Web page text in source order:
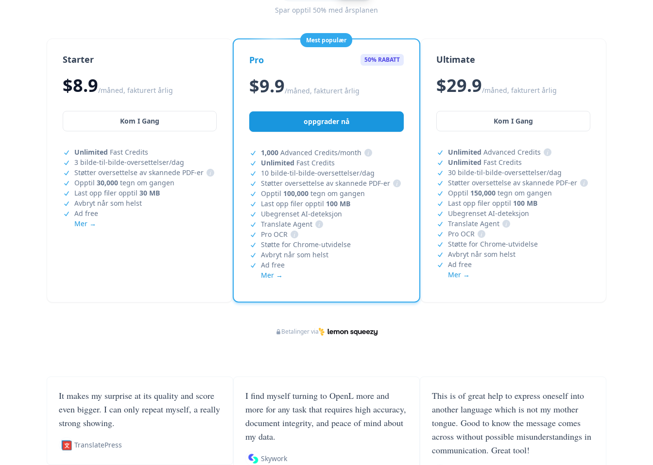
Spar opptil 50% med årsplanen
Starter
$8.9/måned, fakturert årlig
Kom I Gang
Unlimited Fast Credits
3 bilde-til-bilde-oversettelser/dag
Støtter oversettelse av skannede PDF-er
i
Opptil 30,000 tegn om gangen
Last opp filer opptil 30 MB
Avbryt når som helst
Ad free
Mer →
Mest populær
Pro 50% RABATT
$9.9/måned, fakturert årlig
oppgrader nå
1,000 Advanced Credits/month
i
Unlimited Fast Credits
10 bilde-til-bilde-oversettelser/dag
Støtter oversettelse av skannede PDF-er
i
Opptil 100,000 tegn om gangen
Last opp filer opptil 100 MB
Ubegrenset AI-deteksjon
Translate Agent
i
Pro OCR
i
Støtte for Chrome-utvidelse
Avbryt når som helst
Ad free
Mer →
Ultimate
$29.9/måned, fakturert årlig
Kom I Gang
Unlimited Advanced Credits
i
Unlimited Fast Credits
30 bilde-til-bilde-oversettelser/dag
Støtter oversettelse av skannede PDF-er
i
Opptil 150,000tegn om gangen
Last opp filer opptil 100 MB
Ubegrenset AI-deteksjon
Translate Agent
i
Pro OCR
i
Støtte for Chrome-utvidelse
Avbryt når som helst
Ad free
Mer →
Betalinger via
It makes my surprise at its quality and score
even bigger. I can only repeat myself, a really
strong showing.
TranslatePress
I find myself turning to OpenL more and
more for any task that requires high accuracy,
document integrity, and peace of mind about
my data.
Skywork
This is of great help to express oneself into
another language which is not my mother
tongue. Good to know the message comes
across without possible misunderstandings in
communication. Great tool!